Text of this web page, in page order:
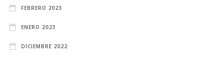
FEBRERO 2023
ENERO 2023
DICIEMBRE 2022